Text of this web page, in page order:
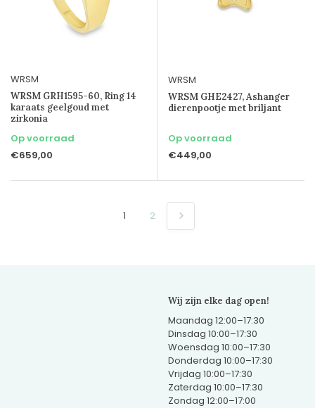
WRSM
WRSM GRH1595-60, Ring 14
karaats geelgoud met
zirkonia
Op voorraad
€659,00
WRSM
WRSM GHE2427, Ashanger
dierenpootje met briljant
Op voorraad
€449,00
1 2
Wij zijn elke dag open!
Maandag 12:00–17:30
Dinsdag 10:00–17:30
Woensdag 10:00–17:30
Donderdag 10:00–17:30
Vrijdag 10:00–17:30
Zaterdag 10:00–17:30
Zondag 12:00–17:00